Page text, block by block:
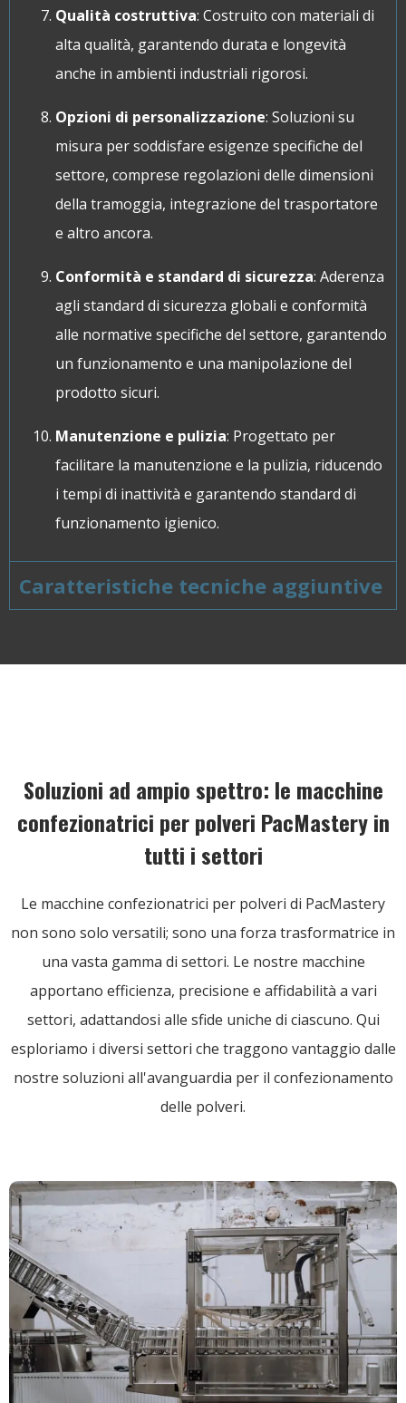
Qualità costruttiva: Costruito con materiali di
alta qualità, garantendo durata e longevità
anche in ambienti industriali rigorosi.
Opzioni di personalizzazione: Soluzioni su
misura per soddisfare esigenze specifiche del
settore, comprese regolazioni delle dimensioni
della tramoggia, integrazione del trasportatore
e altro ancora.
Conformità e standard di sicurezza: Aderenza
agli standard di sicurezza globali e conformità
alle normative specifiche del settore, garantendo
un funzionamento e una manipolazione del
prodotto sicuri.
Manutenzione e pulizia: Progettato per
facilitare la manutenzione e la pulizia, riducendo
i tempi di inattività e garantendo standard di
funzionamento igienico.
Caratteristiche tecniche aggiuntive
Soluzioni ad ampio spettro: le macchine
confezionatrici per polveri PacMastery in
tutti i settori
Le macchine confezionatrici per polveri di PacMastery
non sono solo versatili; sono una forza trasformatrice in
una vasta gamma di settori. Le nostre macchine
apportano efficienza, precisione e affidabilità a vari
settori, adattandosi alle sfide uniche di ciascuno. Qui
esploriamo i diversi settori che traggono vantaggio dalle
nostre soluzioni all'avanguardia per il confezionamento
delle polveri.